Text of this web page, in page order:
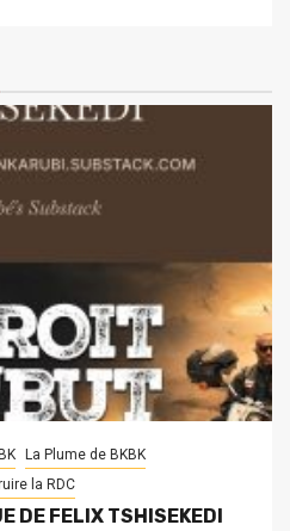
La Plume de BKBK
la RDC
DE FELIX TSHISEKEDI